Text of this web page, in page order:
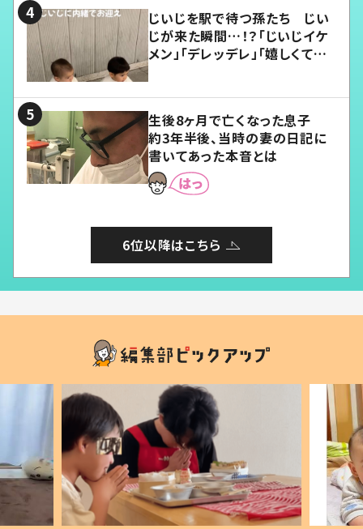
じいじを駅で待つ孫たち じい
じが来た瞬間…！？「じいじイケ
メン」「デレッデレ」「嬉しくて可
生後8ヶ月で亡くなった息子
約3年半後、当時の妻の日記に
書いてあった本音とは
6位以降はこちら